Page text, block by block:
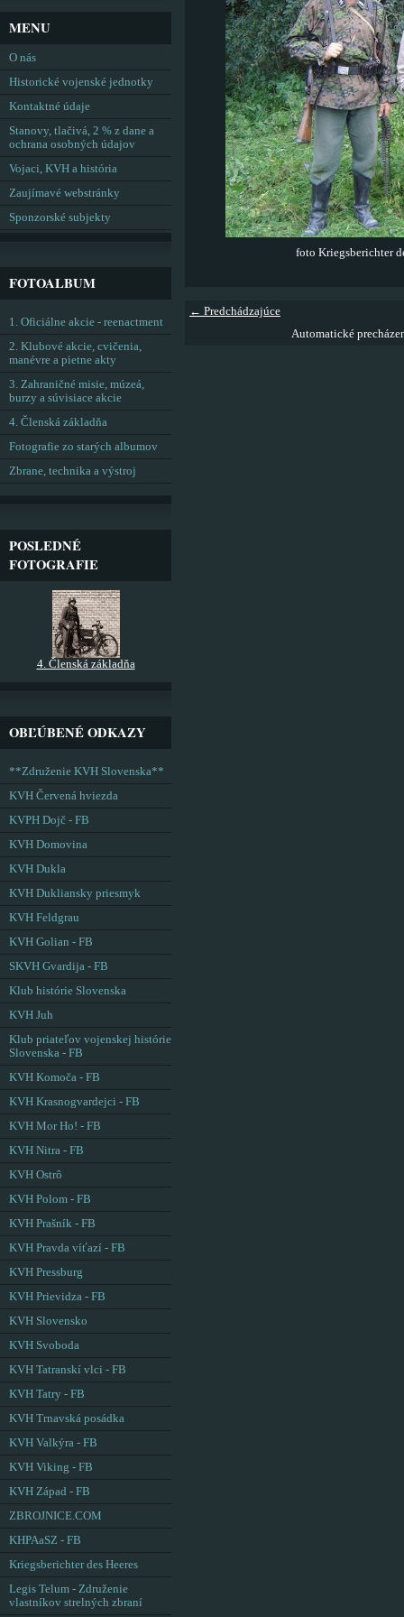
foto Kriegsberichter
← Predchádzajúce
Automatické
MENU
O nás
Historické vojenské jednotky
Kontaktné údaje
Stanovy, tlačivá, 2 % z dane a
ochrana osobných údajov
Vojaci, KVH a história
Zaujímavé webstránky
Sponzorské subjekty
FOTOALBUM
1. Oficiálne akcie - reenactment
2. Klubové akcie, cvičenia,
manévre a pietne akty
3. Zahraničné misie, múzeá,
burzy a súvisiace akcie
4. Členská základňa
Fotografie zo starých albumov
Zbrane, technika a výstroj
POSLEDNÉ
FOTOGRAFIE
4. Členská základňa
OBĽÚBENÉ ODKAZY
**Združenie KVH Slovenska**
KVH Červená hviezda
KVPH Dojč - FB
KVH Domovina
KVH Dukla
KVH Dukliansky priesmyk
KVH Feldgrau
KVH Golian - FB
SKVH Gvardija - FB
Klub histórie Slovenska
KVH Juh
Klub priateľov vojenskej histórie
Slovenska - FB
KVH Komoča - FB
KVH Krasnogvardejci - FB
KVH Mor Ho! - FB
KVH Nitra - FB
KVH Ostrô
KVH Polom - FB
KVH Prašník - FB
KVH Pravda víťazí - FB
KVH Pressburg
KVH Prievidza - FB
KVH Slovensko
KVH Svoboda
KVH Tatranskí vlci - FB
KVH Tatry - FB
KVH Trnavská posádka
KVH Valkýra - FB
KVH Viking - FB
KVH Západ - FB
ZBROJNICE.COM
KHPAaSZ - FB
Kriegsberichter des Heeres
Legis Telum - Združenie
vlastníkov strelných zbraní